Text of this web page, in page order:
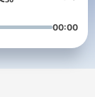
00:00